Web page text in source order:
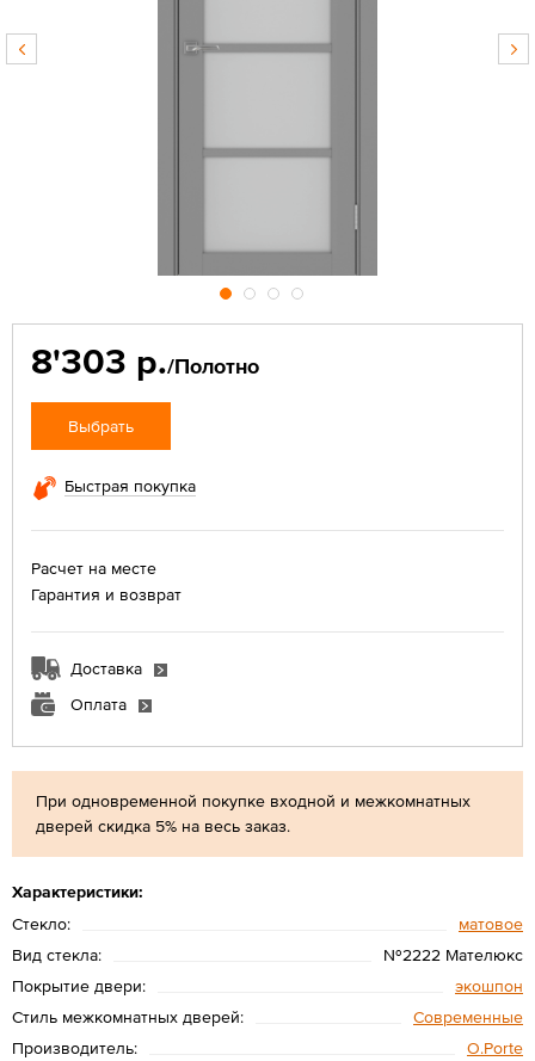
При одновременной покупке входной и межкомнатных
дверей скидка 5% на весь заказ.
Характеристики:
Стекло:
матовое
Вид стекла:
№2222 Мателюкс
Покрытие двери:
экошпон
Стиль межкомнатных дверей:
Современные
Производитель:
O.Porte
8'303 р./Полотно
Выбрать
Быстрая покупка
Расчет на месте
Гарантия и возврат
Доставка
Оплата